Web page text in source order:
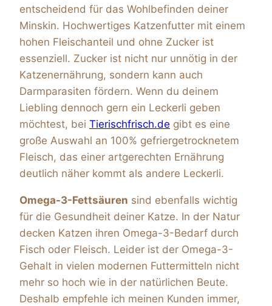
entscheidend für das Wohlbefinden deiner
Minskin. Hochwertiges Katzenfutter mit einem
hohen Fleischanteil und ohne Zucker ist
essenziell. Zucker ist nicht nur unnötig in der
Katzenernährung, sondern kann auch
Darmparasiten fördern. Wenn du deinem
Liebling dennoch gern ein Leckerli geben
möchtest, bei Tierischfrisch.de gibt es eine
große Auswahl an 100% gefriergetrocknetem
Fleisch, das einer artgerechten Ernährung
deutlich näher kommt als andere Leckerli.
Omega-3-Fettsäuren sind ebenfalls wichtig
für die Gesundheit deiner Katze. In der Natur
decken Katzen ihren Omega-3-Bedarf durch
Fisch oder Fleisch. Leider ist der Omega-3-
Gehalt in vielen modernen Futtermitteln nicht
mehr so hoch wie in der natürlichen Beute.
Deshalb empfehle ich meinen Kunden immer,